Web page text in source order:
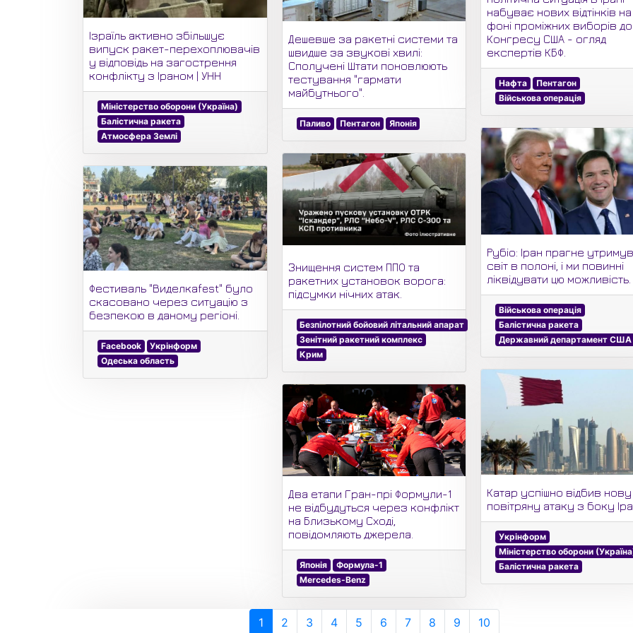
Ізраїль активно збільшує
випуск ракет-перехоплювачів
у відповідь на загострення
конфлікту з Іраном | УНН
Міністерство оборони (Україна)
Балістична ракета
Атмосфера Землі
Фестиваль "Виделкаfest" було
скасовано через ситуацію з
безпекою в даному регіоні.
Facebook
Укрінформ
Одеська область
Дешевше за ракетні системи та
швидше за звукові хвилі:
Сполучені Штати поновлюють
тестування "гармати
майбутнього".
Паливо Пентагон Японія
Знищення систем ППО та
ракетних установок ворога:
підсумки нічних атак.
Безпілотний бойовий літальний апарат
Зенітний ракетний комплекс
Крим
Два етапи Гран-прі Формули-1
не відбудуться через конфлікт
на Близькому Сході,
повідомляють джерела.
Японія
Формула-1
Mercedes-Benz
набуває нових відтінків на
фоні проміжних виборів до
Конгресу США - огляд
експертів КБФ.
Нафта
Пентагон
Військова операція
Рубіо: Іран прагне
світ в полоні, і ми повинні
ліквідувати цю можливість.
Військова операція
Балістична ракета
Державний департамент США
Катар успішно відбив нову
повітряну атаку з боку
Укрінформ
Міністерство оборони
Балістична ракета
1 2 3 4 5 6 7 8 9 10